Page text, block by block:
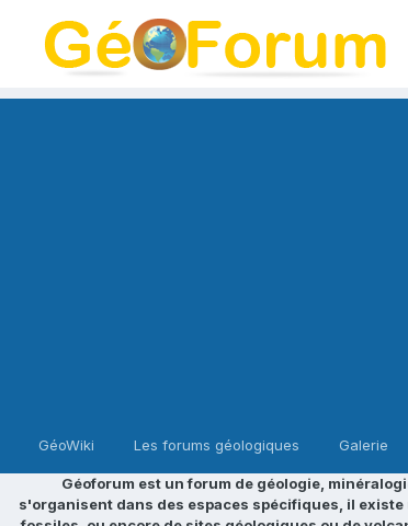
GéoWiki Les forums géologiques Galerie
Géoforum est un forum de géologie,
s'organisent dans des espaces spécifiques, il